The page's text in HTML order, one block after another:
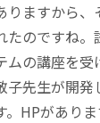
りますから
たのですね
ムの講座を
子先生が開発
。HPがあり